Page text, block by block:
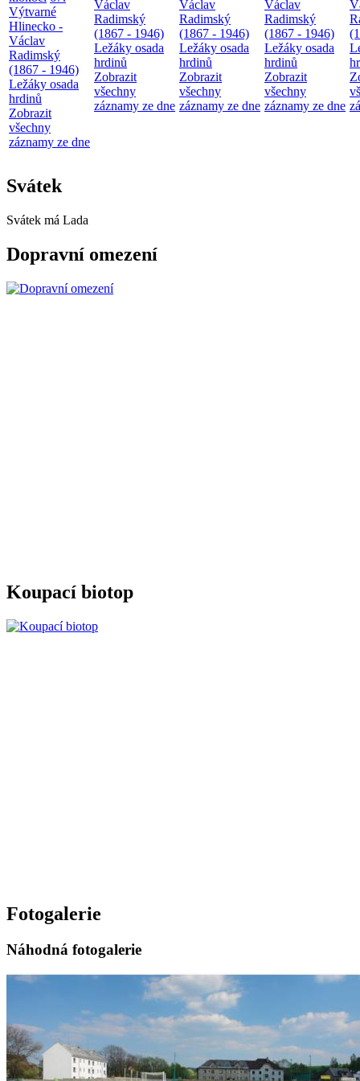
Výtvarné
Hlinecko -
Václav
Radimský
(1867 - 1946)
Ležáky osada
hrdinů
Zobrazit
všechny
záznamy ze dne
Václav
Radimský
(1867 - 1946)
Ležáky osada
hrdinů
Zobrazit
všechny
záznamy ze dne
Václav
Radimský
(1867 - 1946)
Ležáky osada
hrdinů
Zobrazit
všechny
záznamy ze dne
Václav
Radimský
(1867 - 1946)
Ležáky osada
hrdinů
Zobrazit
všechny
záznamy ze dne
Svátek
Svátek má Lada
Dopravní omezení
Koupací biotop
Fotogalerie
Náhodná fotogalerie